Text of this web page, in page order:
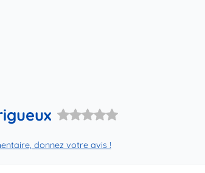
donnez votre avis !